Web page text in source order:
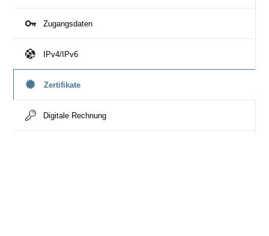
Zugangsdaten
IPv4/IPv6
Zertifikate
Digitale Rechnung